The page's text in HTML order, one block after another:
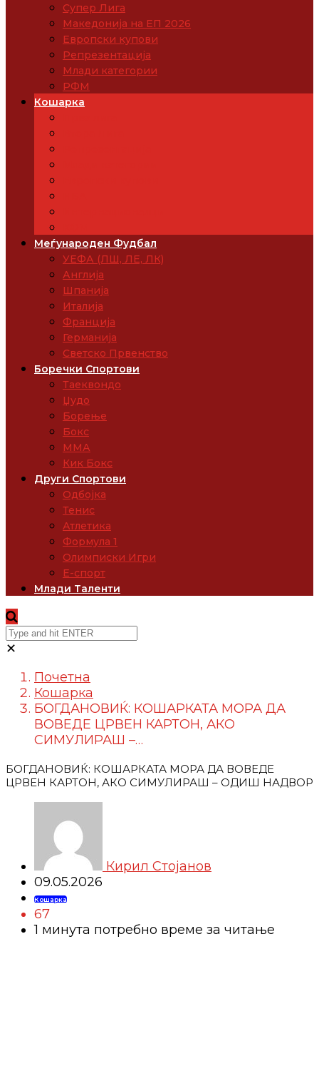
Супер Лига
Македонија на ЕП 2026
Европски купови
Репрезентација
Млади категории
РФМ
Кошарка
Меѓународен Фудбал
УЕФА (ЛШ, ЛЕ, ЛК)
Англија
Шпанија
Италија
Франција
Германија
Светско Првенство
Боречки Спортови
Таеквондо
Џудо
Борење
Бокс
ММА
Кик Бокс
Други Спортови
Одбојка
Тенис
Атлетика
Формула 1
Олимписки Игри
Е-спорт
Млади Таленти
✕
Почетна
Кошарка
БОГДАНОВИЌ: КОШАРКАТА МОРА ДА
ВОВЕДЕ ЦРВЕН КАРТОН, АКО
СИМУЛИРАШ –…
БОГДАНОВИЌ: КОШАРКАТА МОРА ДА ВОВЕДЕ
ЦРВЕН КАРТОН, АКО СИМУЛИРАШ – ОДИШ НАДВОР
Кирил Стојанов
09.05.2026
Кошарка
67
1 минутa потребно време за читање